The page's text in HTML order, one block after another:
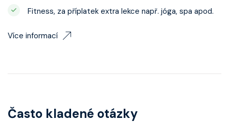
Fitness, za příplatek extra lekce např. jóga, spa apod.
Více informací
Často kladené otázky